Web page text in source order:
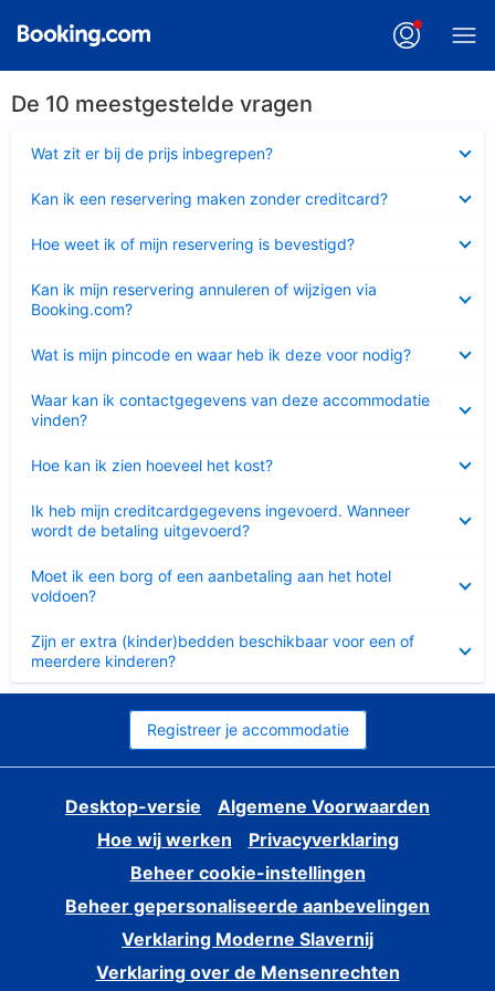
De 10 meestgestelde vragen
Wat zit er bij de prijs inbegrepen?
Kan ik een reservering maken zonder creditcard?
Hoe weet ik of mijn reservering is bevestigd?
Kan ik mijn reservering annuleren of wijzigen via
Booking.com?
Wat is mijn pincode en waar heb ik deze voor nodig?
Waar kan ik contactgegevens van deze accommodatie
vinden?
Hoe kan ik zien hoeveel het kost?
Ik heb mijn creditcardgegevens ingevoerd. Wanneer
wordt de betaling uitgevoerd?
Moet ik een borg of een aanbetaling aan het hotel
voldoen?
Zijn er extra (kinder)bedden beschikbaar voor een of
meerdere kinderen?
Registreer je accommodatie
Desktop-versie
Algemene Voorwaarden
Hoe wij werken
Privacyverklaring
Beheer cookie-instellingen
Beheer gepersonaliseerde aanbevelingen
Verklaring Moderne Slavernij
Verklaring over de Mensenrechten